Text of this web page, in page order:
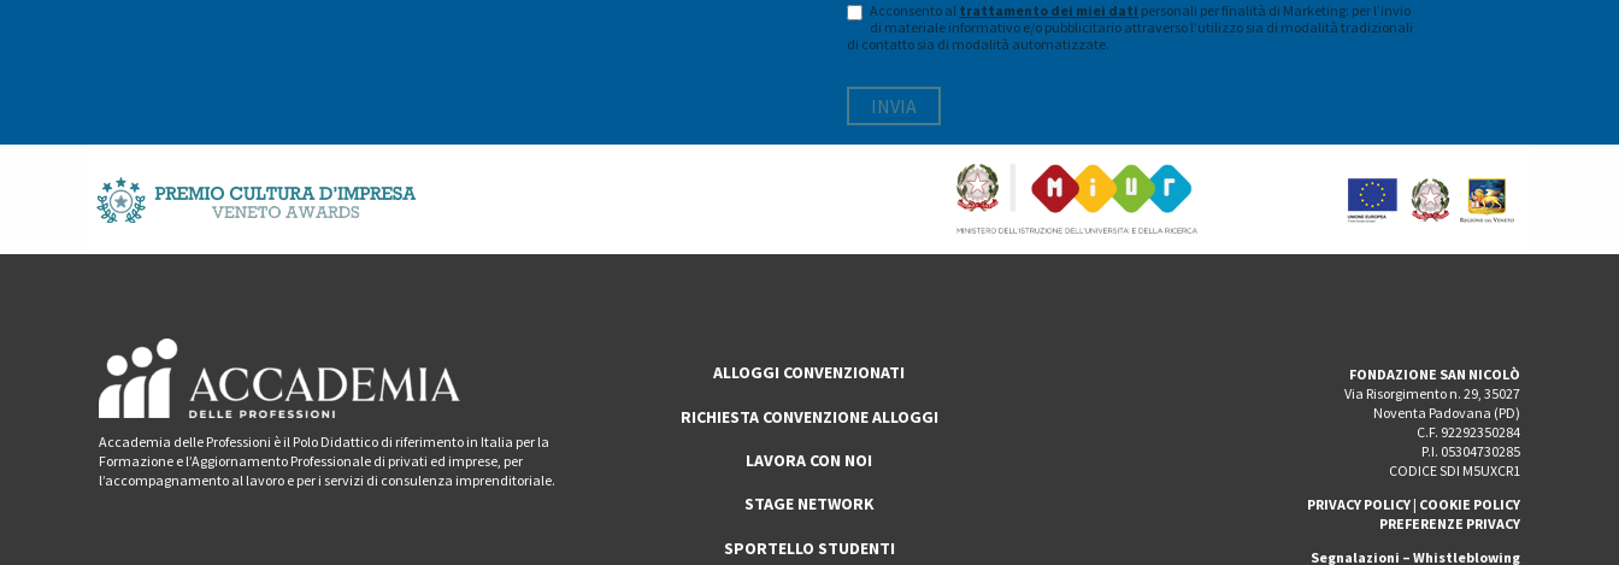
Acconsento al trattamento dei miei dati personali per finalità di Marketing: per l’invio
di materiale informativo e/o pubblicitario attraverso l’utilizzo sia di modalità tradizionali
di contatto sia di modalità automatizzate.
Accademia delle Professioni è il Polo Didattico di riferimento in Italia per la
Formazione e l’Aggiornamento Professionale di privati ed imprese, per
l’accompagnamento al lavoro e per i servizi di consulenza imprenditoriale.
ALLOGGI CONVENZIONATI
RICHIESTA CONVENZIONE ALLOGGI
LAVORA CON NOI
STAGE NETWORK
SPORTELLO STUDENTI
FONDAZIONE SAN NICOLÒ
Via Risorgimento n. 29, 35027
Noventa Padovana (PD)
C.F. 92292350284
P.I. 05304730285
CODICE SDI M5UXCR1
PRIVACY POLICY| COOKIE POLICY
PREFERENZE PRIVACY
Segnalazioni – Whistleblowing